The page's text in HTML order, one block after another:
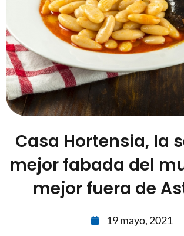
Casa Hortensia, la
mejor fabada del
mejor fuera de
19 mayo, 2021